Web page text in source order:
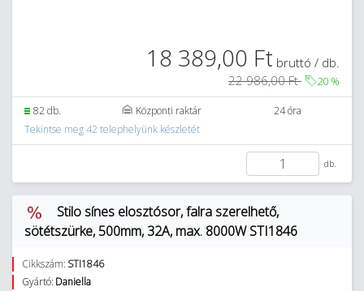
18 389,00 Ft bruttó / db.
22 986,00 Ft
20 %
82 db. Központi raktár
24 óra
Tekintse meg 42 telephelyünk készletét
db.
Stilo sínes elosztósor, falra szerelhető,
sötétszürke, 500mm, 32A, max. 8000W STI1846
Cikkszám: STI1846
Gyártó: Daniella